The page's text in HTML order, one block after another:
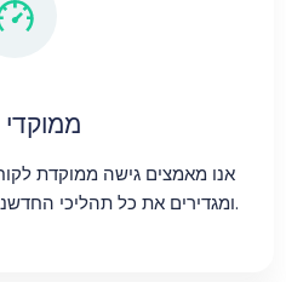
אנו מאמצים גישה ממוקדת
ומגדירים את כל תהליכי החדשנות בהתאם לצורכי לקוחותינו.